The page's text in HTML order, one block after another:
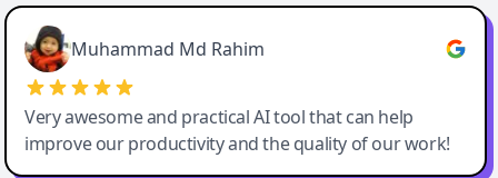
Easy-Peasy AI
Muhammad Md Rahim
Very awesome and practical AI tool that can help
improve our productivity and the quality of our work!